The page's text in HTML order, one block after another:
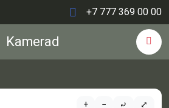
+7 777 369 00 00
Kamerad
+ − ⤾ ⤢